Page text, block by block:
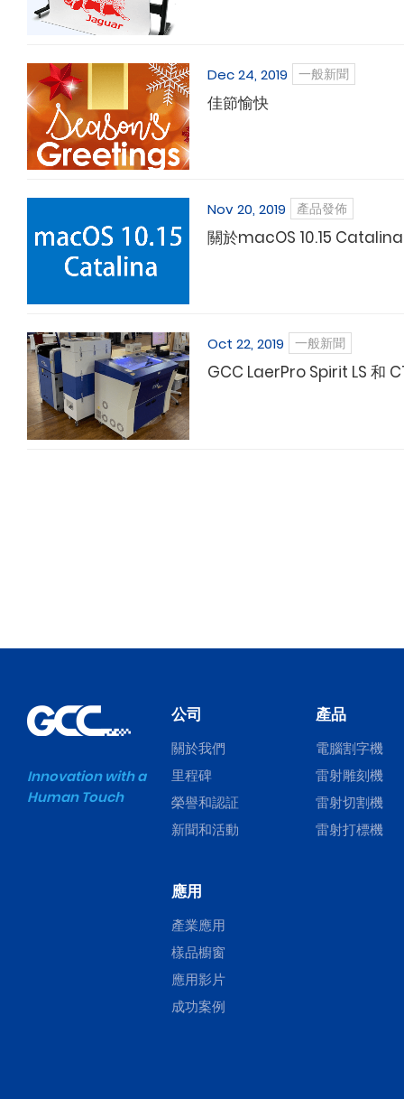
Dec 24, 2019 一般新聞
佳節愉快
Nov 20, 2019 產品發佈
關於macOS 10.15
Oct 22, 2019 一般新聞
GCC LaerPro Spirit LS 和
Innovation with a
Human Touch
公司
關於我們
里程碑
榮譽和認証
新聞和活動
應用
產業應用
樣品櫥窗
應用影片
成功案例
產品
電腦割字機
雷射雕刻機
雷射切割機
雷射打標機